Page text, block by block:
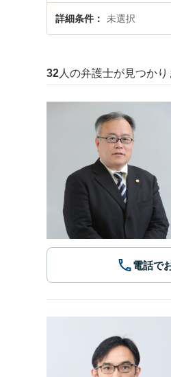
詳細条件 未選択
32 人の弁護士が見つかり
電話で